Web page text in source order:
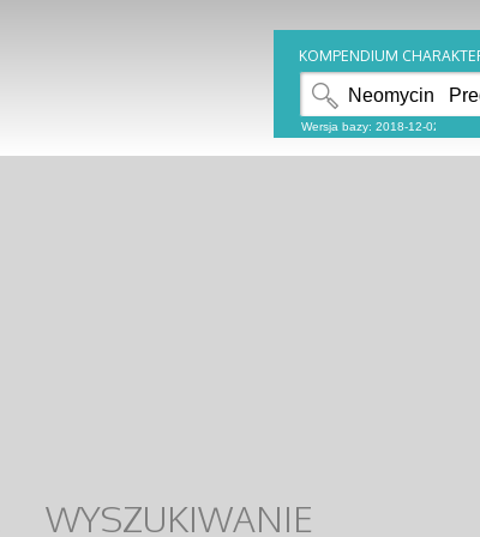
KOMPENDIUM
WYSZUKIWANIE